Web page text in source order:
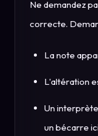
Ne demandez
correcte.
La note
L'altération
Un
un bécarre